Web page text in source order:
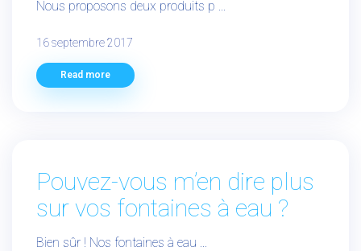
Nous proposons deux produits p ...
16 septembre 2017
Read more
Pouvez-vous m’en dire plus
sur vos fontaines à eau ?
Bien sûr ! Nos fontaines à eau ...